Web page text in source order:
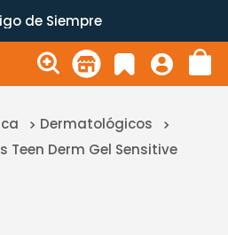
de Siempre
Dermatológicos
Teen Derm Gel Sensitive